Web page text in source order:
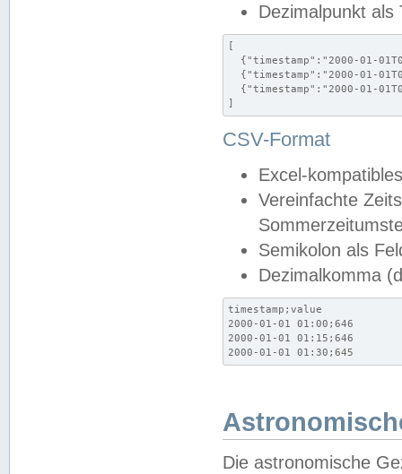
Dezimalpunkt als
[
{"timestamp":"2000-01-
{"timestamp":"2000-01-
{"timestamp":"2000-01-
]
CSV-Format
Excel-
Vereinfachte
Semikolon als
Dezimalkomma
timestamp;value
2000-01-01 01:00;646
2000-01-01 01:15;646
2000-01-01 01:30;645
Die astronomische